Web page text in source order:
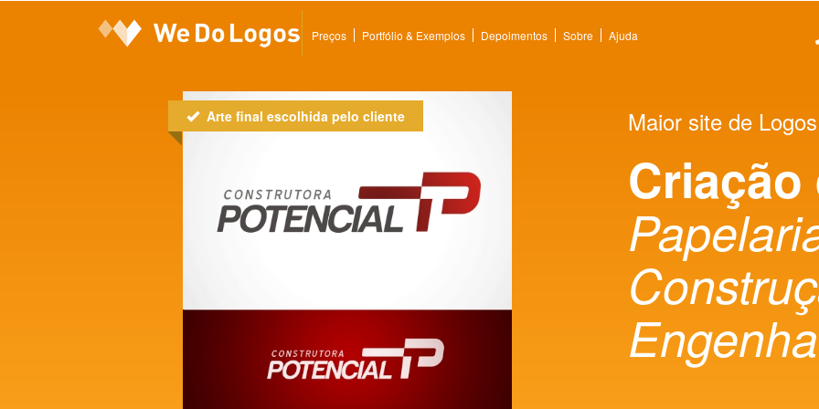
Preços Portfólio & Exemplos Depoimentos Sobre Ajuda
Arte final escolhida pelo cliente Maior site de
Criação